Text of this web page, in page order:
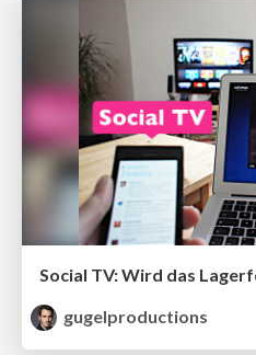
Social TV: Wird das
gugelproductions